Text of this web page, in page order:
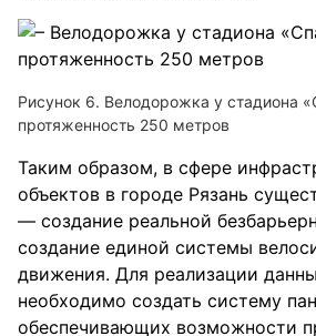
Рисунок 6. Велодорожка у стадиона
протяженность 250 метров
Таким образом, в сфере
объектов в городе Рязань
— создание реальной
создание единой системы
движения. Для реализации
необходимо создать систему
обеспечивающих возможности